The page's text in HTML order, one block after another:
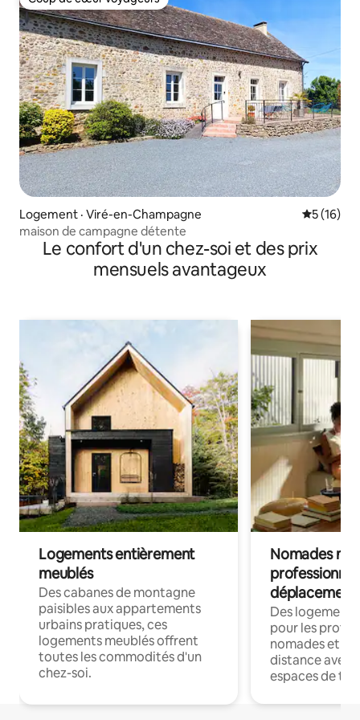
Coup de cœur voyageurs
Logement · Viré-en-Champagne Note
5 (16)
maison de campagne détente
Le confort d'un chez-soi et des prix
mensuels avantageux
Logements entièrement
meublés
Des cabanes de montagne
paisibles aux appartements
urbains pratiques, ces
logements meublés offrent
toutes les commodités d'un
chez-soi.
Nomades
déplacement
Des
pour les
nomades et
distance avec
espaces de